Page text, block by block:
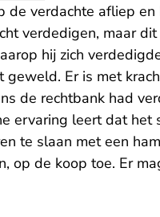
verdachte afliep en
verdedigen, maar
hij zich
Er is met
de rechtbank had
ervaring leert dat het
te slaan met een
op de koop toe. Er